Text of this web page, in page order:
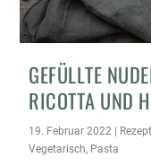
GEFÜLLTE
RICOTTA UND
19. Februar 2022
Vegetarisch, Pasta